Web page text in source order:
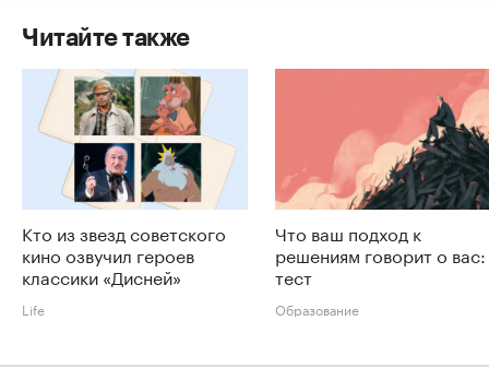
Читайте также
Кто из звезд советского
кино озвучил героев
классики «Дисней»
Life
Что ваш подход к
решениям говорит о вас:
тест
Образование